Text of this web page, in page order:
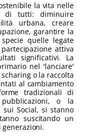
la vita nelle
di tutti: diminuire
urbana, creare
garantire la
quelle legate
attiva
significativi. La
nel 'lanciare'
o la raccolta
al cambiamento
tradizionali di
o la
Social, si stanno
suscitando un